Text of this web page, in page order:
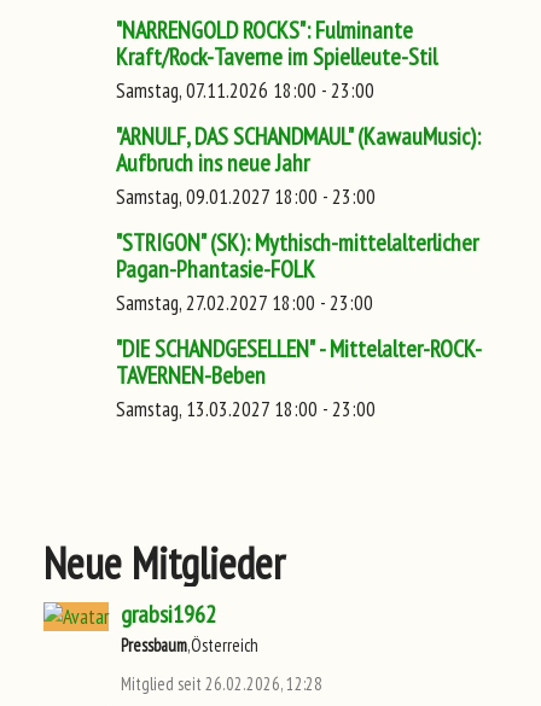
"NARRENGOLD ROCKS": Fulminante
Kraft/Rock-Taverne im Spielleute-Stil
Samstag, 07.11.2026 18:00 - 23:00
"ARNULF, DAS SCHANDMAUL" (KawauMusic):
Aufbruch ins neue Jahr
Samstag, 09.01.2027 18:00 - 23:00
"STRIGON" (SK): Mythisch-mittelalterlicher
Pagan-Phantasie-FOLK
Samstag, 27.02.2027 18:00 - 23:00
"DIE SCHANDGESELLEN" - Mittelalter-ROCK-
TAVERNEN-Beben
Samstag, 13.03.2027 18:00 - 23:00
Neue Mitglieder
grabsi1962
Pressbaum,Österreich
Mitglied seit 26.02.2026, 12:28